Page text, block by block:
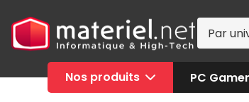
Par
Nos produits PC Gamer